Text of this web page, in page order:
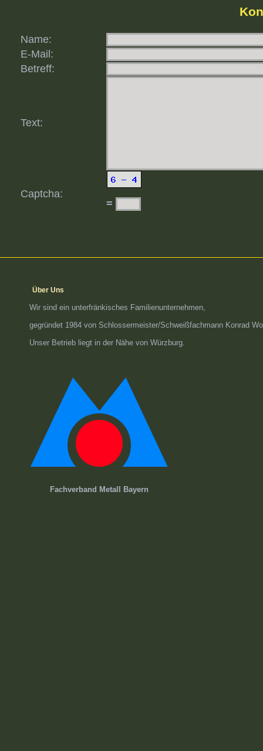
Name:
E-Mail:
Betreff:
Text:
Captcha:
=
Über Uns
Wir sind ein unterfränkisches Familienunternehmen,
gegründet 1984 von Schlossermeister/Schweißfachmann Konrad
Unser Betrieb liegt in der Nähe von Würzburg.
Fachverband Metall Bayern